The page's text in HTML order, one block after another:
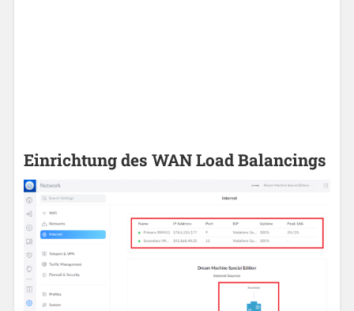
Einrichtung des WAN Load Balancings